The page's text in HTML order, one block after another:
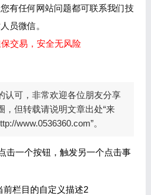
有任何网站问题都可联系我们技
员微信。
交易，安全无风险
认可，非常欢迎各位朋友分享
，但转载请说明文章出处“来
www.0536360.com”。
击一个按钮，触发另一个点击事
前栏目的自定义描述2